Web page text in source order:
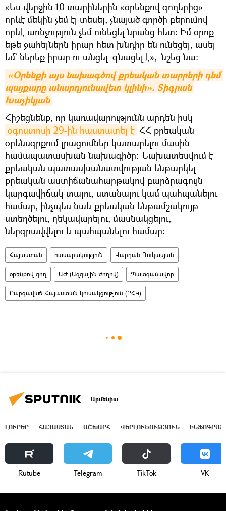
«Ես վերջին 10 տարիներին «օրենքով գողերից»
որևէ մեկին չեմ էլ տեսել, չնայած գործի բերումով
որևէ առնչություն չեմ ունեցել նրանց հետ։ Իմ օրոք
եթե ջահելներն իրար հետ խնդիր են ունեցել, ասել
եմ` ներեք իրար ու անցել–գնացել է»,–նշեց նա։
«Օրենքի այս նախագծով քրեական տարրերի դեմ
պայքարը անարդյունավետ կլինի». Տիգրան
Խաչիկյան
Հիշեցնենք, որ կառավարությունն արդեն իսկ
օգոստոսի 29-ին հաստատել է ՀՀ քրեական
օրենսգրքում լրացումներ կատարելու մասին
համապատասխան նախագիծը։ Նախատեսվում է
քրեական պատասխանատվության ենթարկել
քրեական աստիճանահարթակով բարձրագույն
կարգավիճակ տալու, ստանալու կամ պահպանելու
համար, ինչպես նաև քրեական ենթամշակույթ
ստեղծելու, ղեկավարելու, մասնակցելու,
ներգրավվելու և պահպանելու համար։
Հայաստան հասարակություն Վարդան Ղուկասյան
օրենքով գող ԱԺ (Ազգային ժողով) Պատգամավոր
Բարգավաճ Հայաստան կուսակցություն (ԲՀԿ)
Արմենիա
ԼՈՒՐԵՐ ՀԱՅԱՍՏԱՆ ԱՇԽԱՐՀ ՎԵՐԼՈՒԾՈՒԹՅՈՒՆ
Rutube Telegram ТikТоk VK